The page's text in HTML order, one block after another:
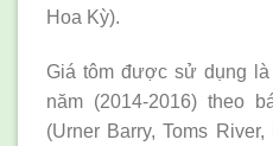
Hoa Kỳ).
Giá tôm được sử dụng
năm (2014-2016) theo
(Urner Barry, Toms